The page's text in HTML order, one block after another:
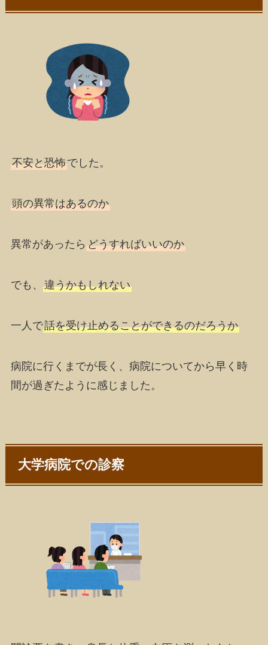
不安と恐怖でした。
頭の異常はあるのか
異常があったら どうすればいいのか
でも、 違うかもしれない
一人で話を受け止めることができるのだろうか
病院に行くまでが長く、病院についてから早く時
間が過ぎたように感じました。
大学病院での診察